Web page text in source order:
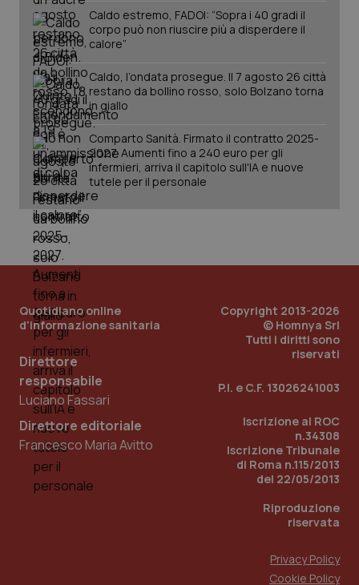
Caldo estremo, FADOI: “Sopra i 40 gradi il
corpo può non riuscire più a disperdere il
calore”
Caldo, l’ondata prosegue. Il 7 agosto 26 città
restano da bollino rosso, solo Bolzano torna
in giallo
Comparto Sanità. Firmato il contratto 2025-
2027. Aumenti fino a 240 euro per gli
infermieri, arriva il capitolo sull'IA e nuove
tutele per il personale
Quotidiano online
d'informazione sanitaria
Direttore
responsabile
Luciano Fassari
Direttore editoriale
Francesco Maria Avitto
Copyright 2013-2026
© Homnya Srl
Tutti i diritti sono
riservati
P.I. e C.F. 13026241003
Iscrizione al ROC
n.34308
Iscrizione Tribunale
di Roma n.115/2013
del 22/05/2013
Riproduzione
riservata
Privacy Policy
Cookie Policy
_ga
PHP.net
www.quotidianosanita.it